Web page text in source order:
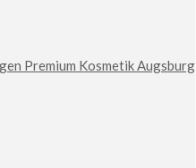
Premium Kosmetik Augsburg